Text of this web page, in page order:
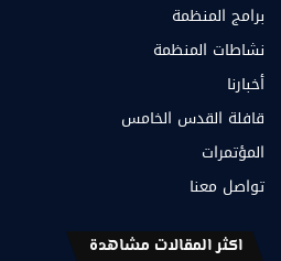
برامج المنظمة
نشاطات المنظمة
أخبارنا
قافلة القدس الخامس
المؤتمرات
تواصل معنا
اكثر المقالات مشاهدة